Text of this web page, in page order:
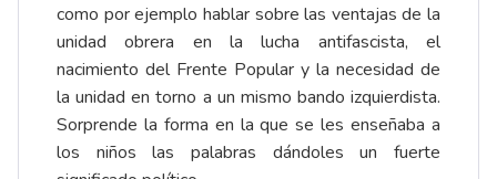
como por ejemplo hablar sobre las ventajas de la
unidad obrera en la lucha antifascista, el
nacimiento del Frente Popular y la necesidad de
la unidad en torno a un mismo bando izquierdista.
Sorprende la forma en la que se les enseñaba a
los niños las palabras dándoles un fuerte